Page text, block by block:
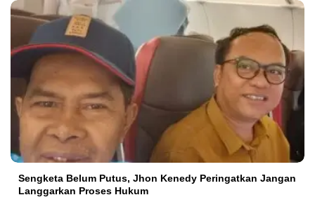
Sengketa Belum Putus, Jhon Kenedy Peringatkan Jangan
Langgarkan Proses Hukum